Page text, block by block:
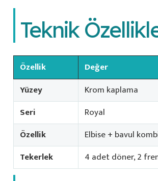
Teknik
Özellik
Değer
Yüzey
Krom kaplama
Seri
Royal
Özellik
Elbise + bavul
Tekerlek
4 adet döner, 2